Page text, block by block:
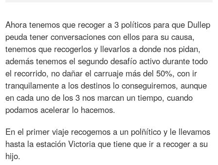
Ahora tenemos que recoger a 3 políticos para que Dullep
peuda tener conversaciones con ellos para su causa,
tenemos que recogerlos y llevarlos a donde nos pidan,
además tenemos el segundo desafío activo durante todo
el recorrido, no dañar el carruaje más del 50%, con ir
tranquilamente a los destinos lo conseguiremos, aunque
en cada uno de los 3 nos marcan un tiempo, cuando
podamos acelerar lo hacemos.
En el primer viaje recogemos a un polñítico y le llevamos
hasta la estación Victoria que tiene que ir a recoger a su
hijo.